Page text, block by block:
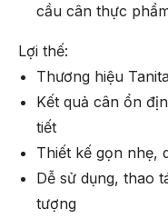
cầu cân thực
Lợi thế:
Thương hiệu
Kết quả cân ổn
tiết
Thiết kế gọn nhẹ,
Dễ sử dụng, thao
tượng